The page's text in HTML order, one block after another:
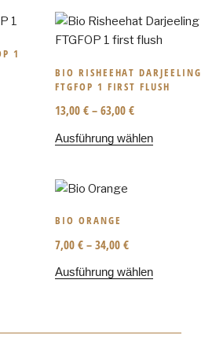
1
BIO RISHEEHAT DARJEELING
FTGFOP 1 FIRST FLUSH
13,00 € – 63,00 €
Ausführung wählen
BIO ORANGE
7,00 € – 34,00 €
Ausführung wählen